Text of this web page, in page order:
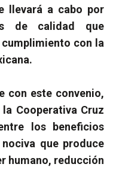
llevará a cabo por
de calidad que
cumplimiento con la
con este convenio,
Cooperativa Cruz
los beneficios
que produce
humano, reducción